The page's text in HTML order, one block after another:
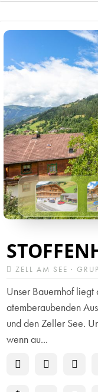
ZELL AM SEE ·
Unser Bauernhof
atemberaubenden
und den Zeller See.
wenn au...